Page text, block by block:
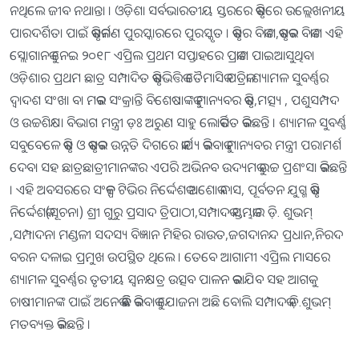
ନଥିଲେ ଜୀବ ନଥାନ୍ତା । ଓଡ଼ିଶା ସର୍ବଭାରତୀୟ ସ୍ତରରେ କୃଷିରେ ଉଲ୍ଲେଖନୀୟ
ପାରଦର୍ଶିତା ପାଇଁ କୃଷିକର୍ମଣ ପୁରସ୍କାରରେ ପୁରସ୍କୃତ । କୃଷିର ବିକାଶ,କୃଷକର ବିକାଶ ଏହି
ସ୍ଲୋଗାନକୁ ନେଇ ୨୦୧୮ ଏପ୍ରିଲ ପ୍ରଥମ ସପ୍ତାହରେ ପ୍ରକାଶ ପାଇଆସୁଥିବା
ଓଡ଼ିଶାର ପ୍ରଥମ ଛାତ୍ର ସମ୍ପାଦିତ କୃଷିଭିତ୍ତିକ ତୈମାସିକ ପତ୍ରିକା ଶ୍ୟାମଳ ସୁବର୍ଣ୍ଣର
ଦ୍ୱାଦଶ ସଂଖା ବା ମକର ସଂକ୍ରାନ୍ତି ବିଶେଷାଙ୍କକୁ ମାନ୍ୟବର କୃଷି,ମତ୍ସ୍ୟ , ପଶୁସମ୍ପଦ
ଓ ଉଚ୍ଚଶିକ୍ଷା ବିଭାଗ ମନ୍ତ୍ରୀ ଡ଼ଃ ଅରୁଣ ସାହୁ ଲୋକର୍ପିତ କରିଛନ୍ତି । ଶ୍ୟାମଳ ସୁବର୍ଣ୍ଣ
ସବୁବେଳେ କୃଷି ଓ କୃଷକର ଉନ୍ନତି ଦିଗରେ କାର୍ଯ୍ୟ କରିବାକୁ ମାନ୍ୟବର ମନ୍ତ୍ରୀ ପରାମର୍ଶ
ଦେବା ସହ ଛାତ୍ରଛାତ୍ରୀମାନଙ୍କର ଏପରି ଅଭିନବ ଉଦ୍ୟମକୁ ଉଚ୍ଚ ପ୍ରଶଂସା କରିଛନ୍ତି
। ଏହି ଅବସରରେ ସଂକଳ୍ପ ଟିଭିର ନିର୍ଦ୍ଦେଶକ ଅଶୋକ ଦାସ, ପୂର୍ବତନ ଯୁଗ୍ମ କୃଷି
ନିର୍ଦ୍ଦେଶକ(ସୂଚନା) ଶ୍ରୀ ଗୁରୁ ପ୍ରସାଦ ତ୍ରିପାଠୀ,ସମ୍ପାଦକ ସ୍ତମ୍ଭକାର ଡ଼ି. ଶୁଭମ୍‌
,ସମ୍ପାଦନା ମଣ୍ଡଳୀ ସଦସ୍ୟ ବିଜ୍ଞାନ ମିହିର ରାଉତ,ଜଗଦାନନ୍ଦ ପ୍ରଧାନ,ନିରଦ
ବରନ ଦଳାଇ ପ୍ରମୁଖ ଉପସ୍ଥିତ ଥିଲେ । ତେବେ ଆଗାମୀ ଏପ୍ରିଲ ମାସରେ
ଶ୍ୟାମଳ ସୁବର୍ଣ୍ଣର ତୃତୀୟ ସ୍ୱନକ୍ଷତ୍ର ଉତ୍ସବ ପାଳନ କରାଯିବ ସହ ଆଗକୁ
ଚାଷୀମାନଙ୍କ ପାଇଁ ଅନେକ କିଛି କରିବାକୁ ଯୋଜନା ଅଛି ବୋଲି ସମ୍ପାଦକ ଡ଼ି.ଶୁଭମ୍‌
ମତବ୍ୟକ୍ତ କରିଛନ୍ତି ।